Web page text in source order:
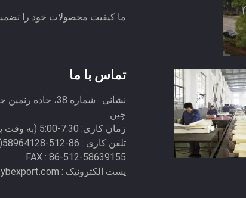
ما کیفیت محصولات خود را
تماس با ما
نشانی :
شماره 38، جاده
چین
زمان کاری:
تلفن کاری : 86-512-58964128(زمان کار) 86-512-58964128(زمان شاغل)
FAX : 86-512-58639155
پست الکترونیک :